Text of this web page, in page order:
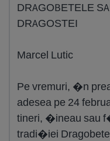
DRAGOBETELE
DRAGOSTEI
Marcel Lutic
Pe vremuri, �n
adesea pe 24
tineri, �ineau sau
tradi�iei